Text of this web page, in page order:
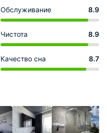
Обслуживание 8.9
Чистота 8.9
Качество сна 8.7